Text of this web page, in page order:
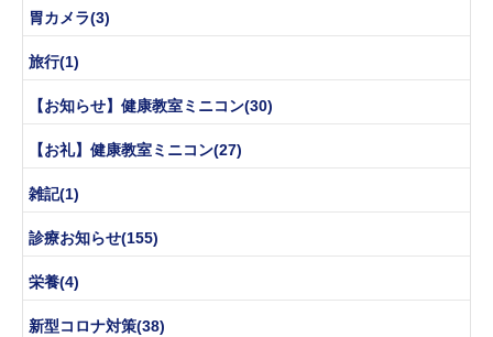
胃カメラ(3)
旅行(1)
【お知らせ】健康教室ミニコン(30)
【お礼】健康教室ミニコン(27)
雑記(1)
診療お知らせ(155)
栄養(4)
新型コロナ対策(38)